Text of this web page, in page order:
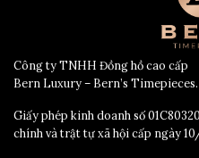
Công ty TNHH Đồng hồ cao cấp
Bern Luxury – Bern’s Timepieces.
Giấy phép kinh doanh số
chính và trật tự xã hội cấp ngày